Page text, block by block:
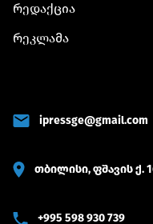
რედაქცია
რეკლამა
ipressge@gmail.com
თბილისი, ფშავის ქ.
+995 598 930 739